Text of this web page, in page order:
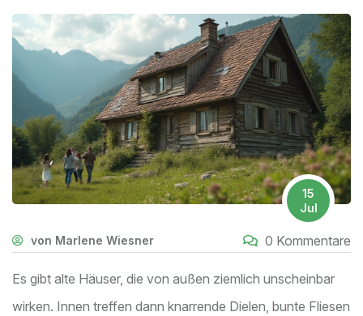
15
Jul
von Marlene Wiesner 0 Kommentare
Es gibt alte Häuser, die von außen ziemlich unscheinbar
wirken. Innen treffen dann knarrende Dielen, bunte Fliesen